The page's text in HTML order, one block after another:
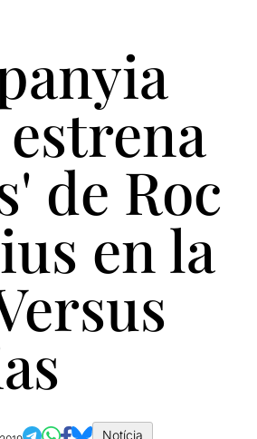
de Roc
en la
Notícia